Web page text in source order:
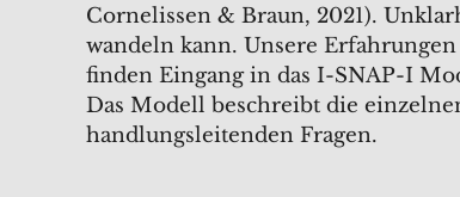
Cornelissen & Braun, 2021).
wandeln kann. Unsere
finden Eingang in das I-SNAP-I
Das Modell beschreibt die
handlungsleitenden Fragen.